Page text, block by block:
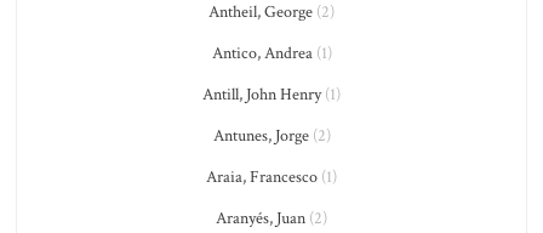
Antheil, George (2)
Antico, Andrea(1)
Antill, John Henry(1)
Antunes, Jorge(2)
Araia, Francesco (1)
Aranyés, Juan (2)